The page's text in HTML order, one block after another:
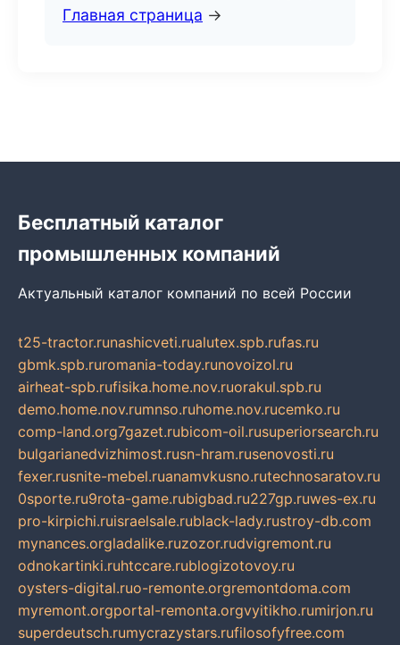
Главная страница →
Бесплатный каталог
промышленных компаний
Актуальный каталог компаний по всей России
t25-tractor.runashicveti.rualutex.spb.rufas.ru
gbmk.spb.ruromania-today.runovoizol.ru
airheat-spb.rufisika.home.nov.ruorakul.spb.ru
demo.home.nov.rumnso.ruhome.nov.rucemko.ru
comp-land.org7gazet.rubicom-oil.rusuperiorsearch.ru
bulgarianedvizhimost.rusn-hram.rusenovosti.ru
fexer.rusnite-mebel.ruanamvkusno.rutechnosaratov.ru
0sporte.ru9rota-game.rubigbad.ru227gp.ruwes-ex.ru
pro-kirpichi.ruisraelsale.rublack-lady.rustroy-db.com
mynances.orgladalike.ruzozor.rudvigremont.ru
odnokartinki.ruhtccare.rublogizotovoy.ru
oysters-digital.ruo-remonte.orgremontdoma.com
myremont.orgportal-remonta.orgvyitikho.rumirjon.ru
superdeutsch.rumycrazystars.rufilosofyfree.com